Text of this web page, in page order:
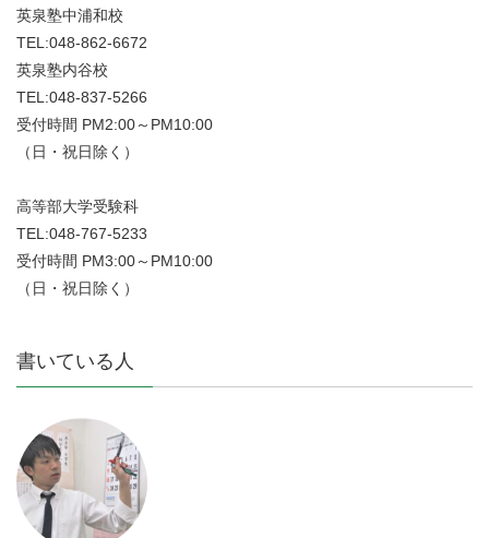
英泉塾中浦和校
TEL:048-862-6672
英泉塾内谷校
TEL:048-837-5266
受付時間 PM2:00～PM10:00
（日・祝日除く）
高等部大学受験科
TEL:048-767-5233
受付時間 PM3:00～PM10:00
（日・祝日除く）
書いている人